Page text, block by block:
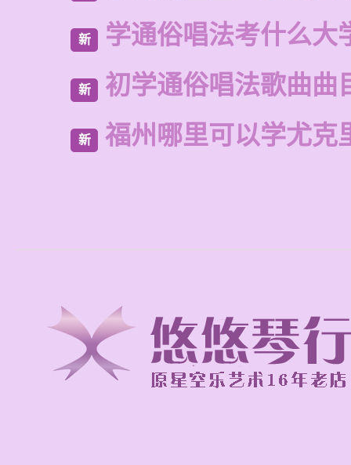
新 学通俗唱法考什么大
新 初学通俗唱法歌曲曲
新 福州哪里可以学尤克